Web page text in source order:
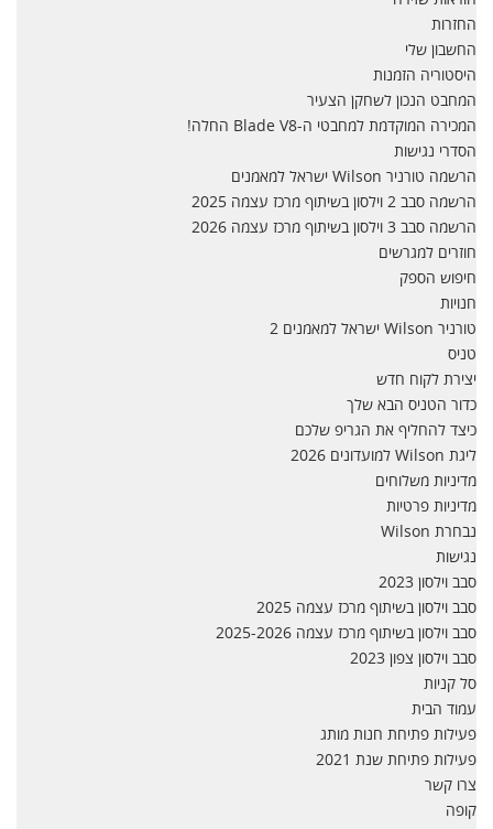
החזרות
החשבון שלי
היסטוריה הזמנות
המחבט הנכון לשחקן הצעיר
המכירה המוקדמת למחבטי ה-Blade V8 החלה!
הסדרי נגישות
הרשמה טורניר Wilson ישראל למאמנים
הרשמה סבב 2 וילסון בשיתוף מרכז עצמה 2025
הרשמה סבב 3 וילסון בשיתוף מרכז עצמה 2026
חוזרים למגרשים
חיפוש הספק
חנויות
טורניר Wilson ישראל למאמנים 2
טניס
יצירת לקוח חדש
כדור הטניס הבא שלך
כיצד להחליף את הגריפ שלכם
ליגת Wilson למועדונים 2026
מדיניות משלוחים
מדיניות פרטיות
נבחרת Wilson
נגישות
סבב וילסון 2023
סבב וילסון בשיתוף מרכז עצמה 2025
סבב וילסון בשיתוף מרכז עצמה 2025-2026
סבב וילסון צפון 2023
סל קניות
עמוד הבית
פעילות פתיחת חנות מותג
פעילות פתיחת שנת 2021
צרו קשר
קופה